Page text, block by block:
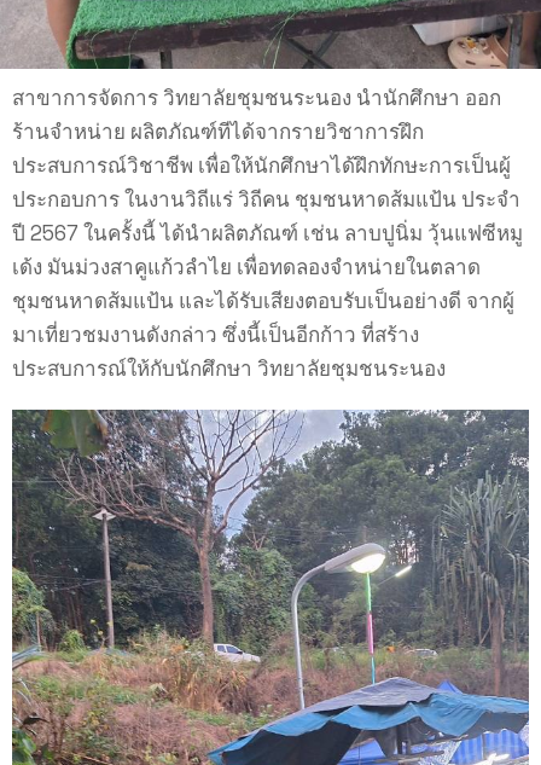
สาขาการจัดการ วิทยาลัยชุมชนระนอง นำนักศึกษา ออก
ร้านจำหน่าย ผลิตภัณฑ์ทีได้จากรายวิชาการฝึก
ประสบการณ์วิชาชีพ เพื่อให้นักศึกษาได้ฝึกทักษะการเป็นผู้
ประกอบการ ในงานวิถีแร่ วิถีคน ชุมชนหาดส้มแป้น ประจำ
ปี 2567 ในครั้งนี้ ได้นำผลิตภัณฑ์ เช่น ลาบปูนิ่ม วุ้นแฟซีหมู
เด้ง มันม่วงสาคูแก้วลำไย เพื่อทดลองจำหน่ายในตลาด
ชุมชนหาดส้มแป้น และได้รับเสียงตอบรับเป็นอย่างดี จากผู้
มาเที่ยวชมงานดังกล่าว ซึ่งนี้เป็นอีกก้าว ที่สร้าง
ประสบการณ์ให้กับนักศึกษา วิทยาลัยชุมชนระนอง